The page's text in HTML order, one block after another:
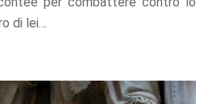
di lei…